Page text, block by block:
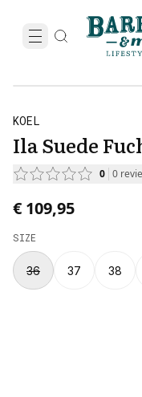
KOEL
Ila Suede
0 0
€ 109,95
SIZE
36 37 38